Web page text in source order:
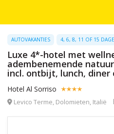
AUTOVAKANTIES 4, 6, 8, 11 OF 15
Luxe 4*-hotel met
adembenemende
incl. ontbijt, lunch, diner
Hotel Al Sorriso
Levico Terme, Dolomieten, Italië